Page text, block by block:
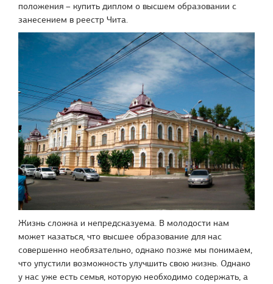
положения – купить диплом о высшем образовании с
занесением в реестр Чита.
Жизнь сложна и непредсказуема. В молодости нам
может казаться, что высшее образование для нас
совершенно необязательно, однако позже мы понимаем,
что упустили возможность улучшить свою жизнь. Однако
у нас уже есть семья, которую необходимо содержать, а